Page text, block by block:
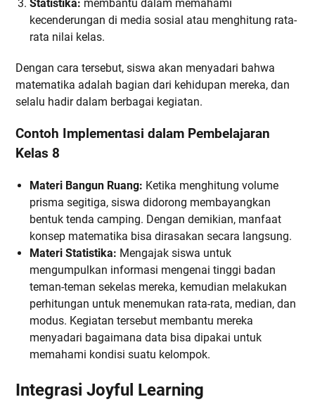
Statistika: membantu dalam memahami
kecenderungan di media sosial atau menghitung rata-
rata nilai kelas.
Dengan cara tersebut, siswa akan menyadari bahwa
matematika adalah bagian dari kehidupan mereka, dan
selalu hadir dalam berbagai kegiatan.
Contoh Implementasi dalam Pembelajaran
Kelas 8
Materi Bangun Ruang: Ketika menghitung volume
prisma segitiga, siswa didorong membayangkan
bentuk tenda camping. Dengan demikian, manfaat
konsep matematika bisa dirasakan secara langsung.
Materi Statistika: Mengajak siswa untuk
mengumpulkan informasi mengenai tinggi badan
teman-teman sekelas mereka, kemudian melakukan
perhitungan untuk menemukan rata-rata, median, dan
modus. Kegiatan tersebut membantu mereka
menyadari bagaimana data bisa dipakai untuk
memahami kondisi suatu kelompok.
Integrasi Joyful Learning